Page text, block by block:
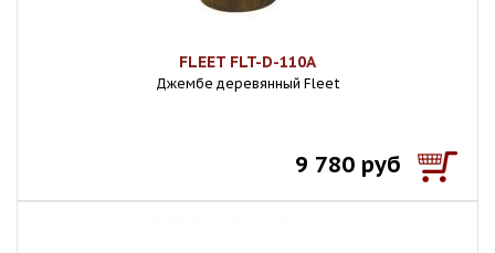
FLEET FLT-D-110A
Джембе деревянный Fleet
9 780 руб